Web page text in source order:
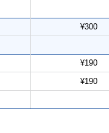
¥300
¥190
¥190